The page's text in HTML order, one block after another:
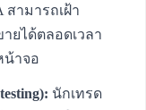
สามารถเฝ้า
ยได้ตลอดเวลา
น้าจอ
นักเทรด